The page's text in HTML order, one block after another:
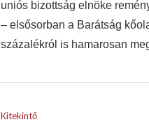
uniós bizottság elnöke
– elsősorban a Barátság
százalékról is hamarosan
Kitekintő